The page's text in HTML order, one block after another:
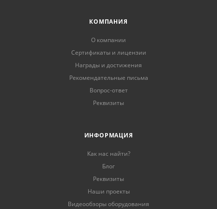
КОМПАНИЯ
О компании
Сертификаты и лицензии
Награды и достижения
Рекомендательные письма
Вопрос-ответ
Реквизиты
ИНФОРМАЦИЯ
Как нас найти?
Блог
Реквизиты
Наши проекты
Видеообзоры оборудования